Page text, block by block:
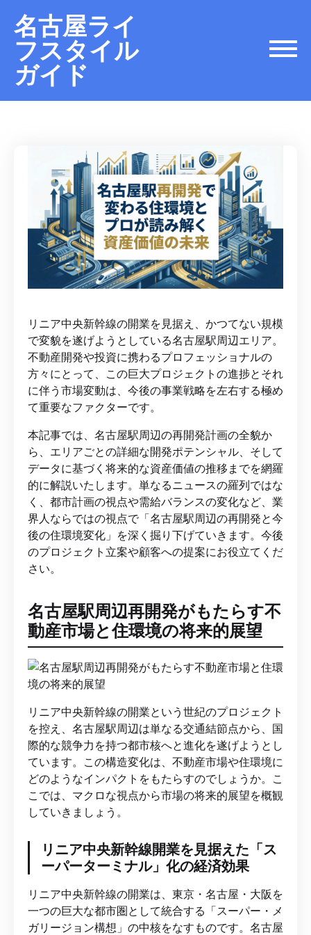
名古屋ライ
フスタイル
ガイド
リニア中央新幹線の開業を見据え、かつてない規模
で変貌を遂げようとしている名古屋駅周辺エリア。
不動産開発や投資に携わるプロフェッショナルの
方々にとって、この巨大プロジェクトの進捗とそれ
に伴う市場変動は、今後の事業戦略を左右する極め
て重要なファクターです。
本記事では、名古屋駅周辺の再開発計画の全貌か
ら、エリアごとの詳細な開発ポテンシャル、そして
データに基づく将来的な資産価値の推移までを網羅
的に解説いたします。単なるニュースの羅列ではな
く、都市計画の視点や需給バランスの変化など、業
界人ならではの視点で「名古屋駅周辺の再開発と今
後の住環境変化」を深く掘り下げていきます。今後
のプロジェクト立案や顧客への提案にお役立てくだ
さい。
名古屋駅周辺再開発がもたらす不
動産市場と住環境の将来的展望
リニア中央新幹線の開業という世紀のプロジェクト
を控え、名古屋駅周辺は単なる交通結節点から、国
際的な競争力を持つ都市核へと進化を遂げようとし
ています。この構造変化は、不動産市場や住環境に
どのようなインパクトをもたらすのでしょうか。こ
こでは、マクロな視点から市場の将来的展望を概観
していきましょう。
リニア中央新幹線開業を見据えた「ス
ーパーターミナル」化の経済効果
リニア中央新幹線の開業は、東京・名古屋・大阪を
一つの巨大な都市圏として統合する「スーパー・メ
ガリージョン構想」の中核をなすものです。名古屋